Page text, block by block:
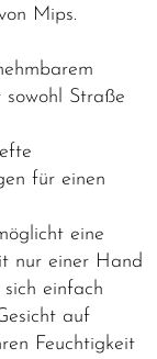
Mips.
Straße
für einen
eine
nur einer Hand
einfach
auf
Feuchtigkeit